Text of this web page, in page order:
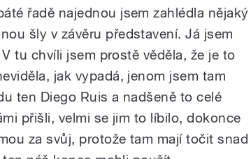
řadě najednou jsem zahlédla nějaký
šly v závěru představení. Já jsem
tu chvíli jsem prostě věděla, že je to
jak vypadá, jenom jsem tam
ten Diego Ruis a nadšeně to celé
přišli, velmi se jim to líbilo, dokonce
za svůj, protože tam mají točit snad